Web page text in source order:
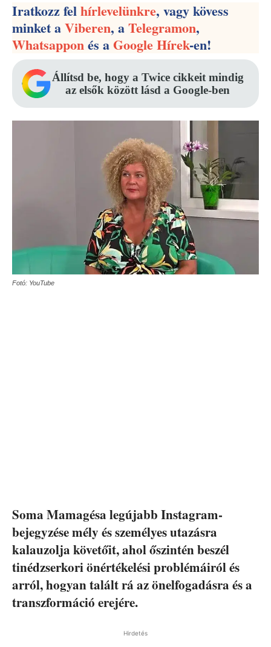
Iratkozz felhírlevelünkre, vagy kövess
minket aViberen, aTelegramon,
Whatsapponés aGoogle Hírek-en!
Állítsd be, hogy a Twice cikkeit mindig
az elsők között lásd a Google-ben
Fotó: YouTube
Soma Mamagésa legújabb Instagram-
bejegyzése mély és személyes utazásra
kalauzolja követőit, ahol őszintén beszél
tinédzserkori önértékelési problémáiról és
arról, hogyan talált rá az önelfogadásra és a
transzformáció erejére.
Hirdetés